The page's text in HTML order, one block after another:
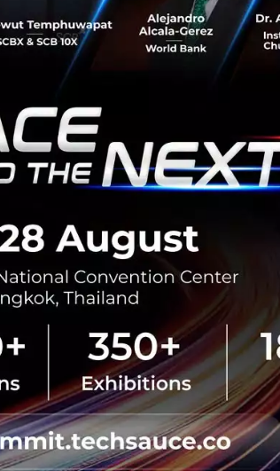
Youtube/Bernard Marr
นหรือใช้ AI คือเรื่องของ “จริยธรรม” เพ
นาเทคโนโลยีนี้อย่างโปร่งใสและมีความ